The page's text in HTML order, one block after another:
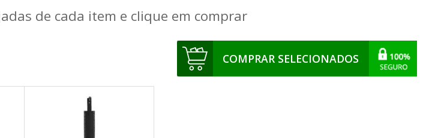
de cada item e clique em comprar
COMPRAR SELECIONADOS